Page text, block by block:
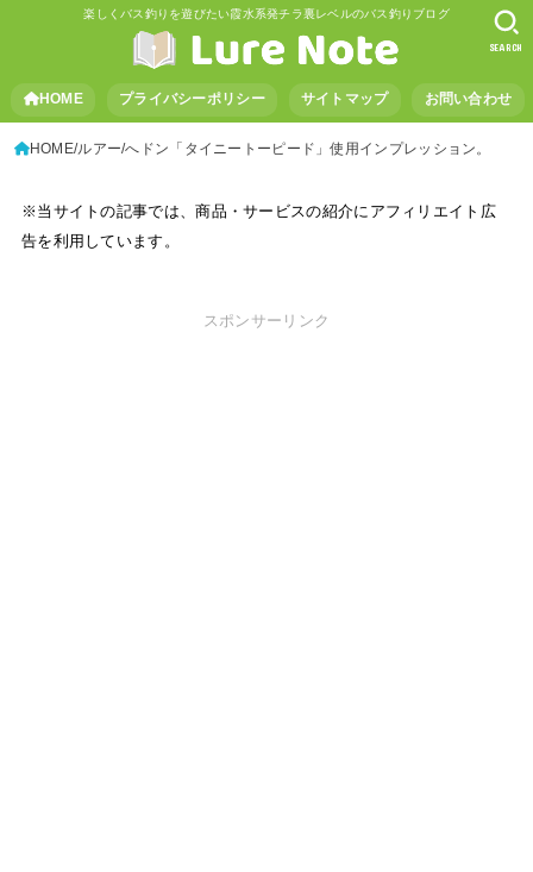
楽しくバス釣りを遊びたい霞水系発チラ裏レベルのバス釣りブログ
HOME プライバシーポリシー サイトマップ お問い合わせ
SEARCH
HOME ルアー へドン「タイニートーピード」使用インプレッション。
※当サイトの記事では、商品・サービスの紹介にアフィリエイト広
告を利用しています。
スポンサーリンク